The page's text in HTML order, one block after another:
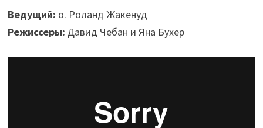
Ведущий: о. Роланд Жакенуд
Режиссеры: Давид Чебан и Яна Бухер